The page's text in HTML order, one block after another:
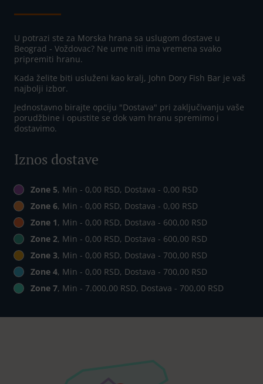
U potrazi ste za Morska hrana sa uslugom dostave u
Beograd - Voždovac? Ne ume niti ima vremena svako
pripremiti hranu.
Kada želite biti usluženi kao kralj, John Dory Fish Bar je vaš
najbolji izbor.
Jednostavno birajte opciju "Dostava" pri zaključivanju vaše
porudžbine i opustite se dok vam hranu spremimo i
dostavimo.
Iznos dostave
Zone 5, Min - 0,00 RSD, Dostava - 0,00 RSD
Zone 6, Min - 0,00 RSD, Dostava - 0,00 RSD
Zone 1, Min - 0,00 RSD, Dostava - 600,00 RSD
Zone 2, Min - 0,00 RSD, Dostava - 600,00 RSD
Zone 3, Min - 0,00 RSD, Dostava - 700,00 RSD
Zone 4, Min - 0,00 RSD, Dostava - 700,00 RSD
Zone 7, Min - 7.000,00 RSD, Dostava - 700,00 RSD